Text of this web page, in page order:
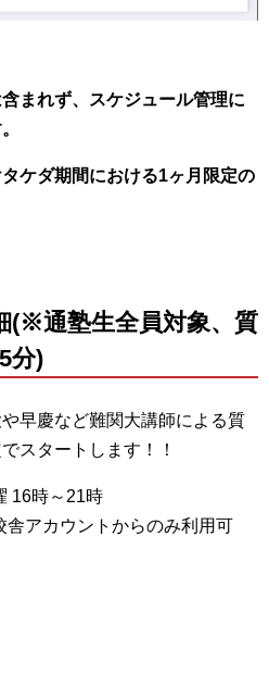
まれず、スケジュール管理に
ケダ期間における1ヶ月限定の
(※通塾生全員対象、質
分)
早慶など難関大講師による質
スタートします！！
16時～21時
アカウントからのみ利用可